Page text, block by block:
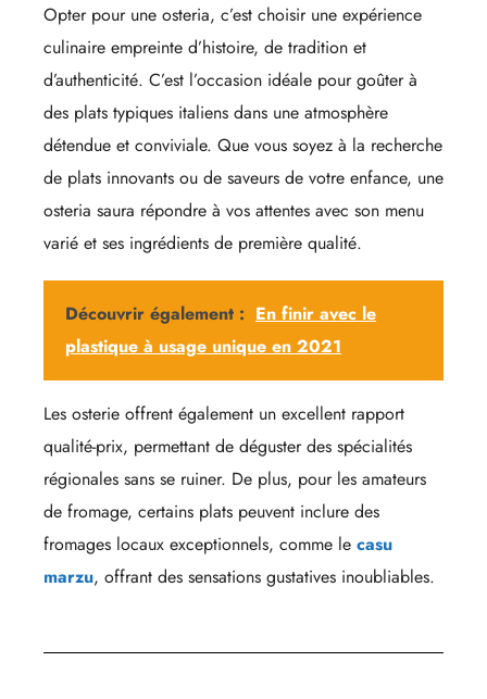
Opter pour une osteria, c’est choisir une expérience
culinaire empreinte d’histoire, de tradition et
d’authenticité. C’est l’occasion idéale pour goûter à
des plats typiques italiens dans une atmosphère
détendue et conviviale. Que vous soyez à la recherche
de plats innovants ou de saveurs de votre enfance, une
osteria saura répondre à vos attentes avec son menu
varié et ses ingrédients de première qualité.
Découvrir également : En finir avec le
plastique à usage unique en 2021
Les osterie offrent également un excellent rapport
qualité-prix, permettant de déguster des spécialités
régionales sans se ruiner. De plus, pour les amateurs
de fromage, certains plats peuvent inclure des
fromages locaux exceptionnels, comme le casu
marzu, offrant des sensations gustatives inoubliables.